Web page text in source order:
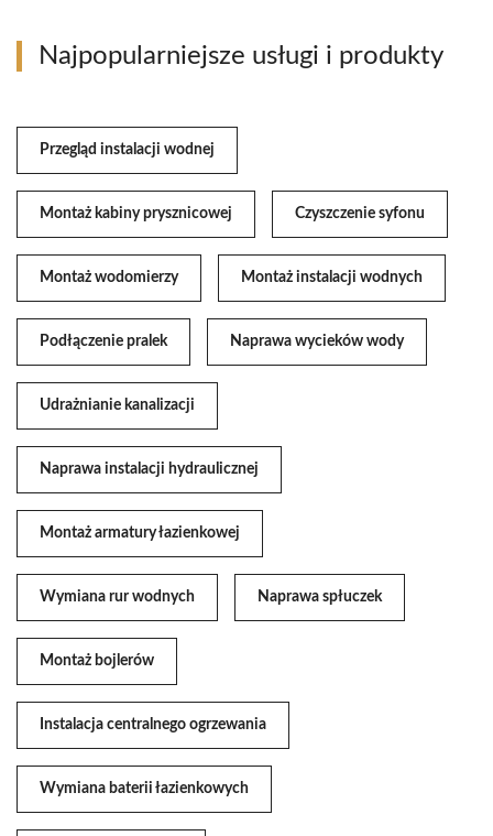
Najpopularniejsze usługi i produkty
Przegląd instalacji wodnej
Montaż kabiny prysznicowej Czyszczenie syfonu
Montaż wodomierzy Montaż instalacji wodnych
Podłączenie pralek Naprawa wycieków wody
Udrażnianie kanalizacji
Naprawa instalacji hydraulicznej
Montaż armatury łazienkowej
Wymiana rur wodnych Naprawa spłuczek
Montaż bojlerów
Instalacja centralnego ogrzewania
Wymiana baterii łazienkowych